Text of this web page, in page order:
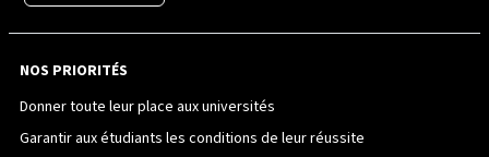
NOS PRIORITÉS
Donner toute leur place aux universités
Garantir aux étudiants les conditions de leur réussite